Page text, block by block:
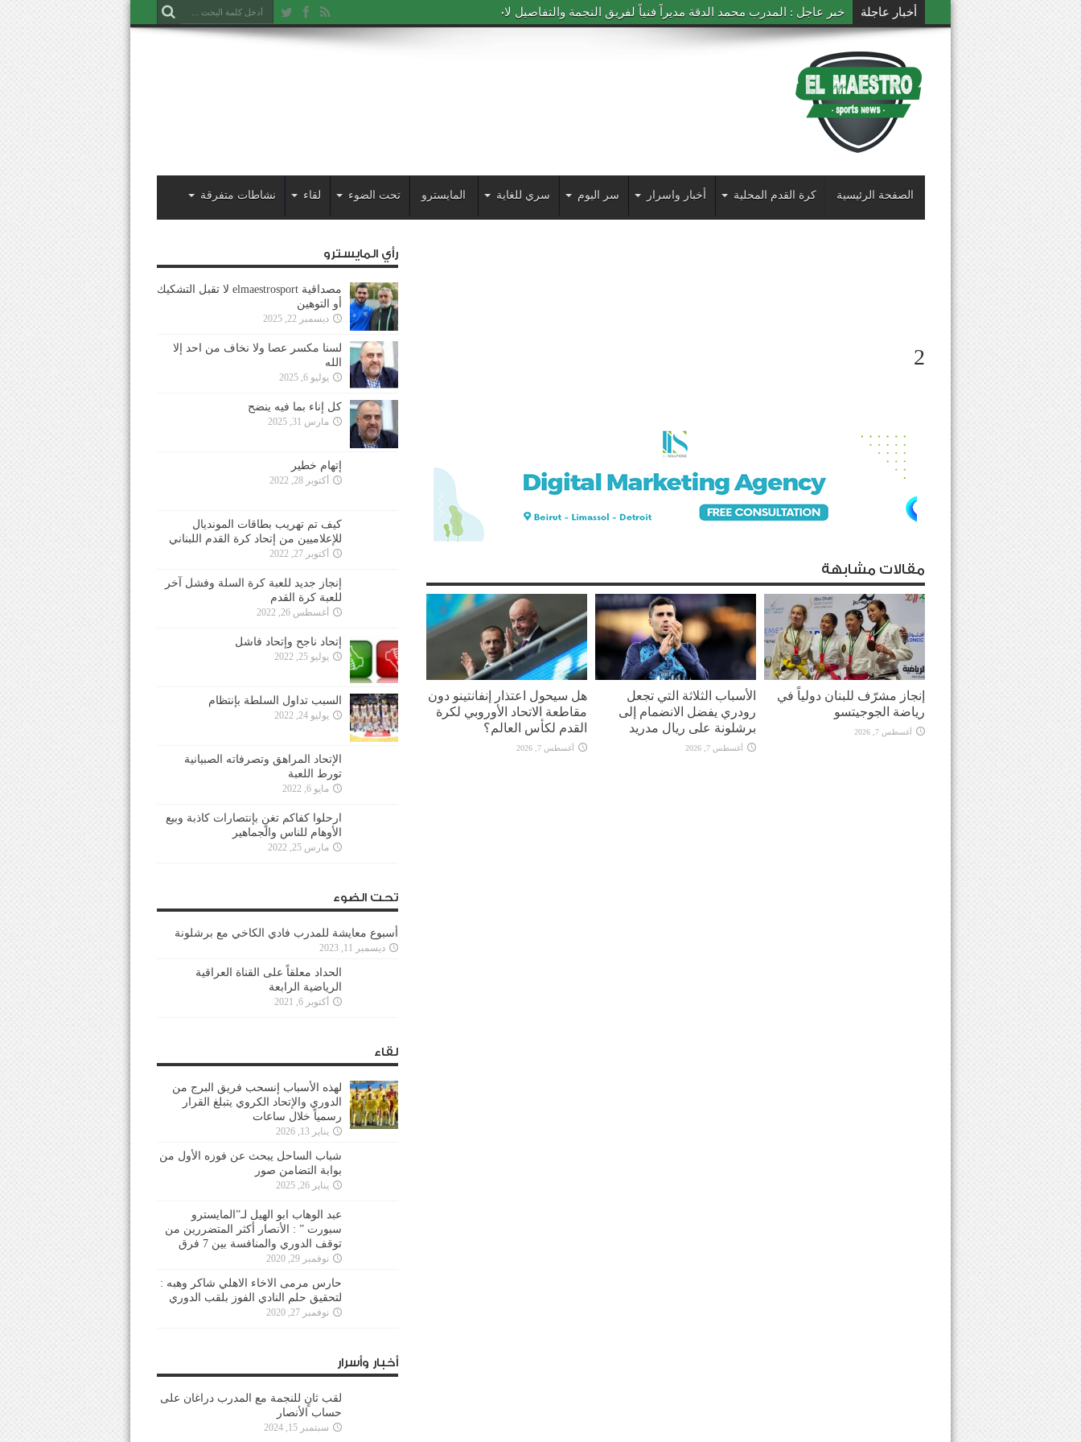
أخبار عاجلة خبر عاجل : المدرب محمد الدقة مديراً فنياً لفريق النجمة والتفاصيل لاحقاً
الصفحة الرئيسية كرة القدم المحلية أخبار واسرار سر اليوم سري للغاية المايسترو تحت الضوء لقاء نشاطات متفرقة
2
مقالات مشابهة
إنجاز مشرّف للبنان دولياً في
رياضة الجوجيتسو
أغسطس 7, 2026
الأسباب الثلاثة التي تجعل
رودري يفضل الانضمام إلى
برشلونة على ريال مدريد
أغسطس 7, 2026
هل سيحول اعتذار إنفانتينو دون
مقاطعة الاتحاد الأوروبي لكرة
القدم لكأس العالم؟
أغسطس 7, 2026
رأي المايسترو
مصداقية elmaestrosport لا تقبل التشكيك
أو التوهين
ديسمبر 22, 2025
لسنا مكسر عصا ولا نخاف من احد إلا
الله
يوليو 6, 2025
كل إناء بما فيه ينضح
مارس 31, 2025
إتهام خطير
أكتوبر 28, 2022
كيف تم تهريب بطاقات المونديال
للإعلاميين من إتحاد كرة القدم اللبناني
أكتوبر 27, 2022
إنجاز جديد للعبة كرة السلة وفشل آخر
للعبة كرة القدم
أغسطس 26, 2022
إتحاد ناجح وإتحاد فاشل
يوليو 25, 2022
السبب تداول السلطة بإنتظام
يوليو 24, 2022
الإتحاد المراهق وتصرفاته الصبيانية
تورط اللعبة
مايو 6, 2022
ارحلوا كفاكم تغنٍ بإنتصارات كاذبة وبيع
الأوهام للناس والجماهير
مارس 25, 2022
تحت الضوء
أسبوع معايشة للمدرب فادي الكاخي مع برشلونة
ديسمبر 11, 2023
الحداد معلقاً على القناة العراقية
الرياضية الرابعة
أكتوبر 6, 2021
لقاء
لهذه الأسباب إنسحب فريق البرج من
الدوري والإتحاد الكروي يتبلغ القرار
رسمياً خلال ساعات
يناير 13, 2026
شباب الساحل يبحث عن فوزه الأول من
بوابة التضامن صور
يناير 26, 2025
عبد الوهاب ابو الهيل لـ”المايسترو
سبورت ” : الأنصار أكثر المتضررين من
توقف الدوري والمنافسة بين 7 فرق
نوفمبر 29, 2020
حارس مرمى الاخاء الاهلي شاكر وهبه :
لتحقيق حلم النادي الفوز بلقب الدوري
نوفمبر 27, 2020
أخبار وأسرار
لقب ثانٍ للنجمة مع المدرب دراغان على
حساب الأنصار
سبتمبر 15, 2024